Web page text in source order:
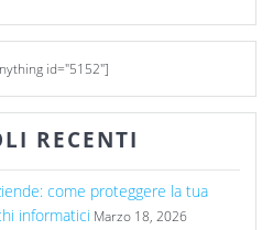
id="5152"]
RECENTI
come proteggere la tua
informatici Marzo 18, 2026